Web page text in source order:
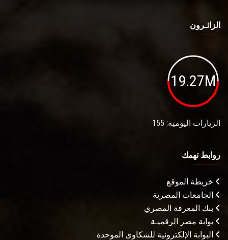
الزائـرون
19.27M
الزيارات اليومية: 155
روابط تهمك
خريطة الموقع
الجامعات المصرية
بنك المعرفة المصري
بوابة مصر الرقميـة
البوابة الإلكترونية للشكاوى الموحدة